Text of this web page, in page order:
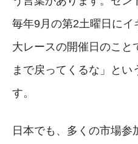
毎年9月の第2土曜日に
大レースの開催日のこと
まで戻ってくるな」とい
す。
日本でも、多くの市場参